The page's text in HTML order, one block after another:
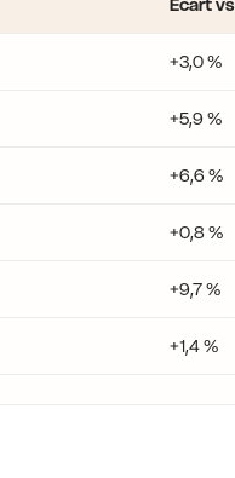
Écart
+3,0 %
+5,9 %
+6,6 %
+0,8 %
+9,7 %
+1,4 %